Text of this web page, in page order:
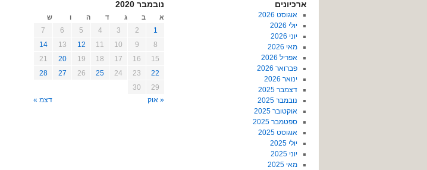
ארכיונים
אוגוסט 2026
יולי 2026
יוני 2026
מאי 2026
אפריל 2026
פברואר 2026
ינואר 2026
דצמבר 2025
נובמבר 2025
אוקטובר 2025
ספטמבר 2025
אוגוסט 2025
יולי 2025
יוני 2025
מאי 2025
נובמבר 2020
א ב ג ד ה ו ש
1
2
3
4
5
6
7
8
9
10
11
12
13
14
15
16
17
18
19
20
21
22
23
24
25
26
27
28
29
30
« אוק
דצמ »